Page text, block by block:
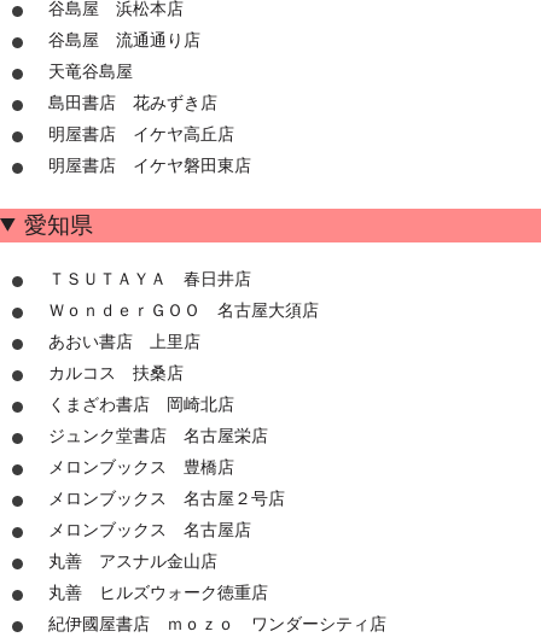
谷島屋 浜松本店
谷島屋 流通通り店
天竜谷島屋
島田書店 花みずき店
明屋書店 イケヤ高丘店
明屋書店 イケヤ磐田東店
愛知県
ＴＳＵＴＡＹＡ 春日井店
ＷｏｎｄｅｒＧＯＯ 名古屋大須店
あおい書店 上里店
カルコス 扶桑店
くまざわ書店 岡崎北店
ジュンク堂書店 名古屋栄店
メロンブックス 豊橋店
メロンブックス 名古屋２号店
メロンブックス 名古屋店
丸善 アスナル金山店
丸善 ヒルズウォーク徳重店
紀伊國屋書店 ｍｏｚｏ ワンダーシティ店